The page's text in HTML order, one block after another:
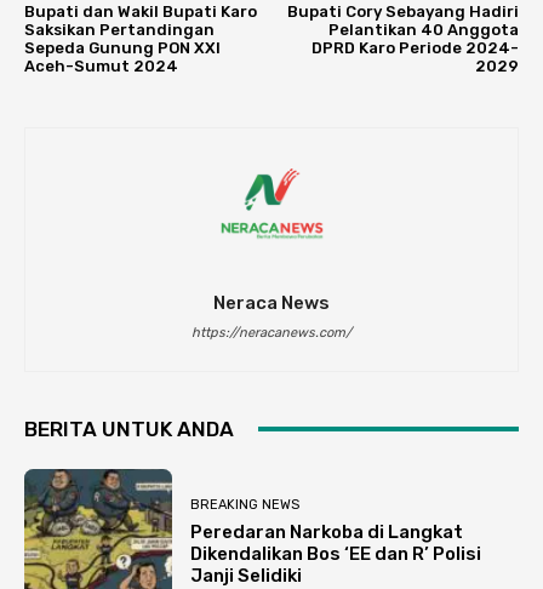
Bupati dan Wakil Bupati Karo
Saksikan Pertandingan
Sepeda Gunung PON XXI
Aceh-Sumut 2024
Bupati Cory Sebayang Hadiri
Pelantikan 40 Anggota
DPRD Karo Periode 2024-
2029
Neraca News
https://neracanews.com/
BERITA UNTUK ANDA
BREAKING NEWS
Peredaran Narkoba di Langkat
Dikendalikan Bos ‘EE dan R’ Polisi
Janji Selidiki